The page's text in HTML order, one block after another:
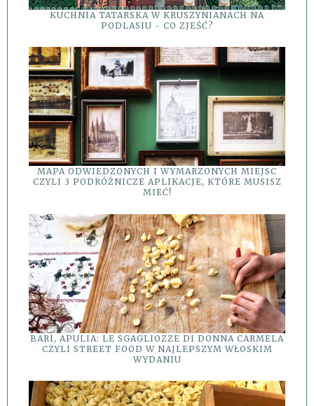
KUCHNIA TATARSKA W KRUSZYNIANACH NA
PODLASIU - CO ZJEŚĆ?
MAPA ODWIEDZONYCH I WYMARZONYCH MIEJSC
CZYLI 3 PODRÓŻNICZE APLIKACJE, KTÓRE MUSISZ
MIEĆ!
BARI, APULIA: LE SGAGLIOZZE DI DONNA CARMELA
CZYLI STREET FOOD W NAJLEPSZYM WŁOSKIM
WYDANIU